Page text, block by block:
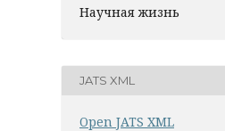
Научная жизнь
JATS XML
Open JATS XML